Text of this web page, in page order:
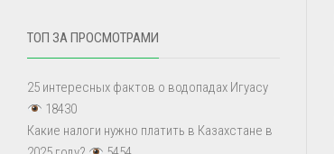
ТОП ЗА ПРОСМОТРАМИ
25 интересных фактов о водопадах Игуасу
18430
Какие налоги нужно платить в Казахстане в